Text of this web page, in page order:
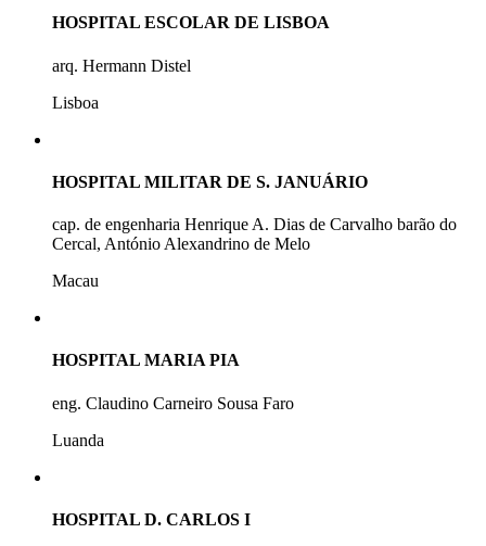
HOSPITAL ESCOLAR DE LISBOA
arq. Hermann Distel
Lisboa
HOSPITAL MILITAR DE S. JANUÁRIO
cap. de engenharia Henrique A. Dias de Carvalho barão do
Cercal, António Alexandrino de Melo
Macau
HOSPITAL MARIA PIA
eng. Claudino Carneiro Sousa Faro
Luanda
HOSPITAL D. CARLOS I